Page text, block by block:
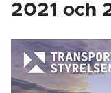
2021 och